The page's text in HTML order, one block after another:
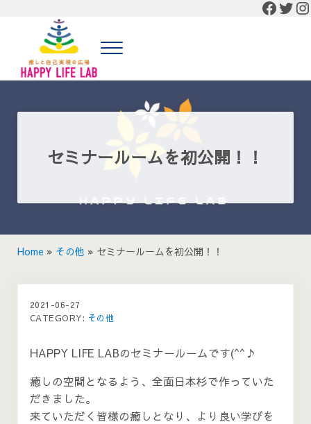
Menu
セミナールームを初公開！！
Home » その他 » セミナールームを初公開！！
2021-06-27
CATEGORY: その他
HAPPY LIFE LABのセミナールームです(^^♪
癒しの空間となるよう、全面日本杉で作っていた
だきました。
来ていただく皆様の癒しとなり、より良い学びを